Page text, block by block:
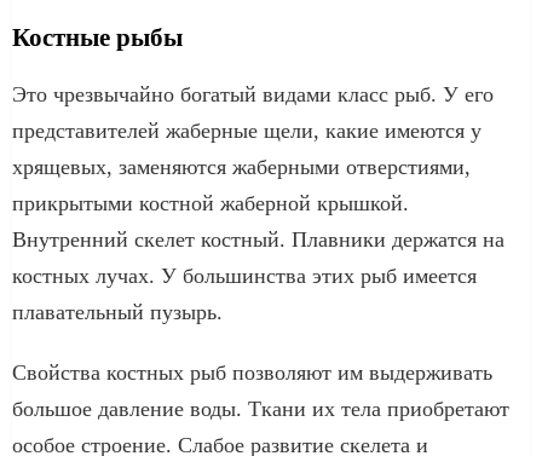
Костные рыбы
Это чрезвычайно богатый видами класс рыб. У его
представителей жаберные щели, какие имеются у
хрящевых, заменяются жаберными отверстиями,
прикрытыми костной жаберной крышкой.
Внутренний скелет костный. Плавники держатся на
костных лучах. У большинства этих рыб имеется
плавательный пузырь.
Свойства костных рыб позволяют им выдерживать
большое давление воды. Ткани их тела приобретают
особое строение. Слабое развитие скелета и